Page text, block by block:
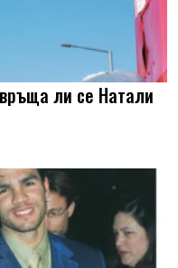
ли се Натали